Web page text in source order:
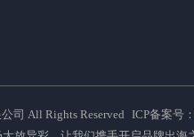
司 All Rights Reserved ICP备案号